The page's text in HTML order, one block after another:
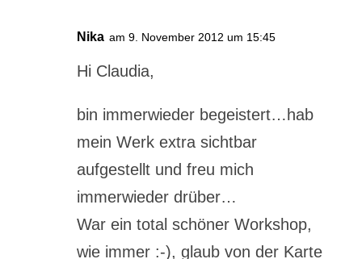
Nika am 9. November 2012 um 15:45
Hi Claudia,
bin immerwieder begeistert…hab
mein Werk extra sichtbar
aufgestellt und freu mich
immerwieder drüber…
War ein total schöner Workshop,
wie immer :-), glaub von der Karte